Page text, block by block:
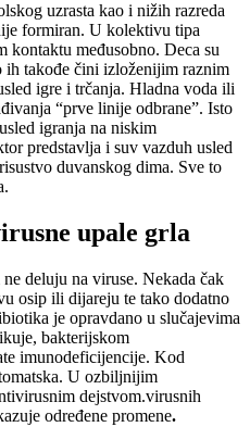
uzrasta kao i nižih razreda
formiran. U kolektivu tipa
kontaktu međusobno. Deca su
ih takođe čini izloženijim raznim
igre i trčanja. Hladna voda ili
“prve linije odbrane”. Isto
igranja na niskim
predstavlja i suv vazduh usled
duvanskog dima. Sve to
upale grla
deluju na viruse. Nekada čak
osip ili dijareju te tako dodatno
je opravdano u slučajevima
bakterijskom
imunodeficijencije. Kod
U ozbiljnijim
dejstvom.virusnih
određene promene.